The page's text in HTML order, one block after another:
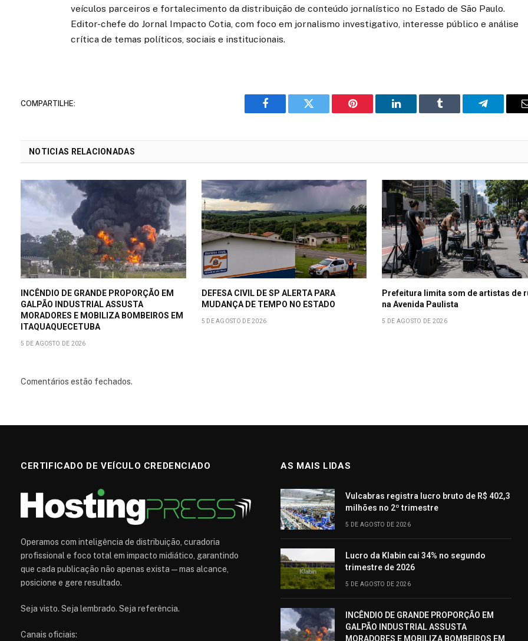
veículos parceiros e fortalecimento da distribuição de conteúdo jornalístico no Estado de São Paulo.
Editor-chefe do Jornal Impacto Cotia, com foco em jornalismo investigativo, interesse público e análise
crítica de temas políticos, sociais e institucionais.
COMPARTILHE:
o
Twitter Pinterest LinkedIn Tumblr Telegrama
NOTICIAS RELACIONADAS
INCÊNDIO DE GRANDE PROPORÇÃO EM
GALPÃO INDUSTRIAL ASSUSTA
MORADORES E MOBILIZA BOMBEIROS EM
ITAQUAQUECETUBA
5 DE AGOSTO DE 2026
DEFESA CIVIL DE SP ALERTA PARA
MUDANÇA DE TEMPO NO ESTADO
5 DE AGOSTO DE 2026
Prefeitura limita som de artistas de
na Avenida Paulista
5 DE AGOSTO DE 2026
Comentários estão fechados.
CERTIFICADO DE VEÍCULO CREDENCIADO
Operamos com inteligência de distribuição, curadoria
profissional e foco total em impacto midiático, garantindo
que cada publicação não apenas exista — mas alcance,
posicione e gere resultado.
Seja visto. Seja lembrado. Seja referência.
Canais oficiais:
AS MAIS LIDAS
Vulcabras registra lucro bruto de R$ 402,3
milhões no 2º trimestre
5 DE AGOSTO DE 2026
Lucro da Klabin cai 34% no segundo
trimestre de 2026
5 DE AGOSTO DE 2026
INCÊNDIO DE GRANDE PROPORÇÃO EM
GALPÃO INDUSTRIAL ASSUSTA
MORADORES E MOBILIZA BOMBEIROS EM